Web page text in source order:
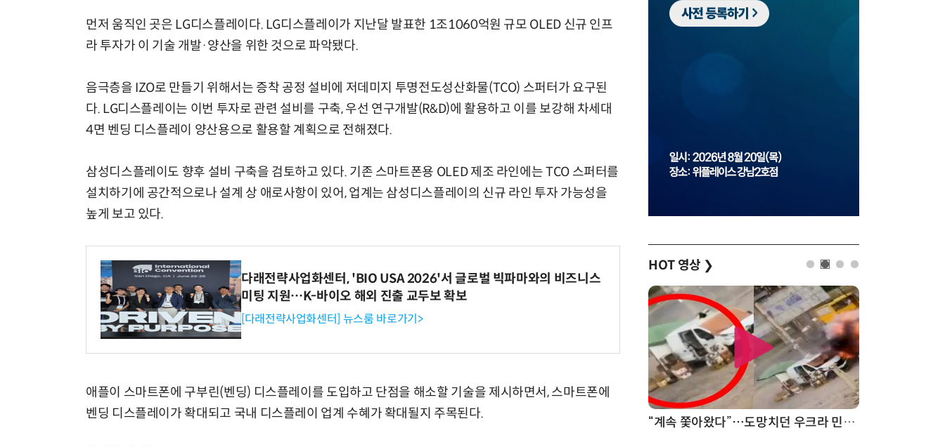
먼저 움직인 곳은 LG디스플레이다. LG디스플레이가 지난달 발표한 1조1060억원 규모 OLED 신규 인프
라 투자가 이 기술 개발·양산을 위한 것으로 파악됐다.
음극층을 IZO로 만들기 위해서는 증착 공정 설비에 저데미지 투명전도성산화물(TCO) 스퍼터가 요구된
다. LG디스플레이는 이번 투자로 관련 설비를 구축, 우선 연구개발(R&D)에 활용하고 이를 보강해 차세대
4면 벤딩 디스플레이 양산용으로 활용할 계획으로 전해졌다.
삼성디스플레이도 향후 설비 구축을 검토하고 있다. 기존 스마트폰용 OLED 제조 라인에는 TCO 스퍼터를
설치하기에 공간적으로나 설계 상 애로사항이 있어, 업계는 삼성디스플레이의 신규 라인 투자 가능성을
높게 보고 있다.
다래전략사업화센터, 'BIO USA 2026'서 글로벌 빅파마와의 비즈니스
미팅 지원…K-바이오 해외 진출 교두보 확보
[다래전략사업화센터] 뉴스룸 바로가기>
애플이 스마트폰에 구부린(벤딩) 디스플레이를 도입하고 단점을 해소할 기술을 제시하면서, 스마트폰에
벤딩 디스플레이가 확대되고 국내 디스플레이 업계 수혜가 확대될지 주목된다.
HOT 영상 ❯
거미줄 쏘고 자동 회수까지…현실판 스파이더맨 웹 슈터 “계속 쫓아왔다”…도망치던 우크라 민간인 공격한 러 자폭 드론